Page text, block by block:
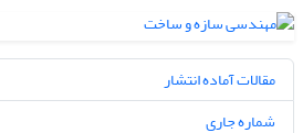
مقالات آماده انتشار
شماره جاری